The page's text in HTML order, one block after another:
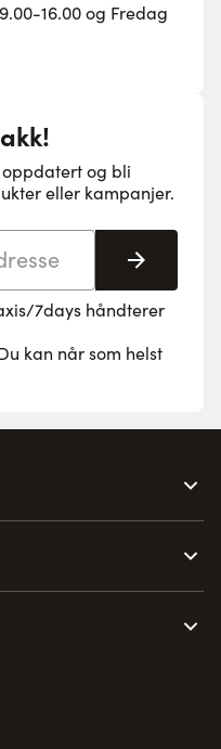
16.00 og Fredag
og bli
eller kampanjer.
7days håndterer
kan når som helst